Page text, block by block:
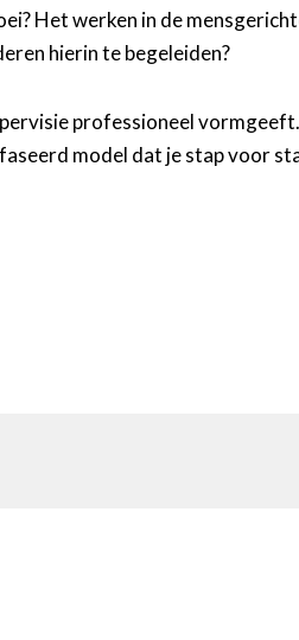
Het werken in de
hierin te begeleiden?
professioneel
model dat je stap voor